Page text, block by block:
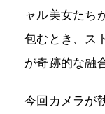
ャル美女たち
包むとき、ス
が奇跡的な融
今回カメラが